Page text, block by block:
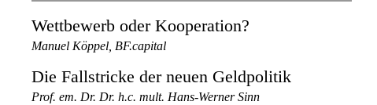
Wettbewerb oder Kooperation?
Manuel Köppel, BF.capital
Die Fallstricke der neuen Geldpolitik
Prof. em. Dr. Dr. h.c. mult. Hans-Werner Sinn